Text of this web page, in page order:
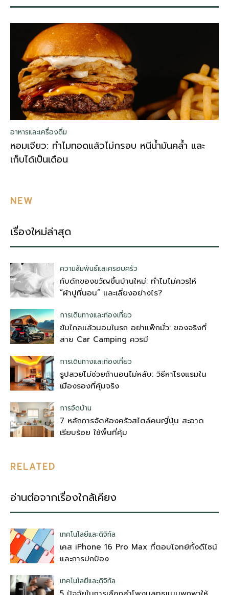
อาหารและเครื่องดื่ม
หอมเจียว: ทำไมทอดแล้วไม่กรอบ หนีน้ำมันคล้ำ และ
เก็บได้เป็นเดือน
NEW
เรื่องใหม่ล่าสุด
ความสัมพันธ์และครอบครัว
กับดักของขวัญขึ้นบ้านใหม่: ทำไมไม่ควรให้
“ผ้าปูที่นอน” และเลี่ยงอย่างไร?
การเดินทางและท่องเที่ยว
ขับไกลแล้วนอนในรถ อย่าแพ็กมั่ว: ของจริงที่
สาย Car Camping ควรมี
การเดินทางและท่องเที่ยว
รูปสวยไม่ช่วยถ้านอนไม่หลับ: วิธีหาโรงแรมใน
เมืองรองที่คุ้มจริง
การจัดบ้าน
7 หลักการจัดห้องครัวสไตล์คนญี่ปุ่น สะอาด
เรียบร้อย ใช้พื้นที่คุ้ม
RELATED
อ่านต่อจากเรื่องใกล้เคียง
เทคโนโลยีและดิจิทัล
เคส iPhone 16 Pro Max ที่ตอบโจทย์ทั้งดีไซน์
และการปกป้อง
เทคโนโลยีและดิจิทัล